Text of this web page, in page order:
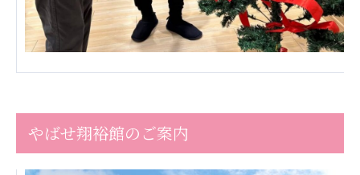
株式会社日本医科学研究所
特定非営利活動法人共生フォーラム
特定非営利活動法人日本医療福祉機構
株式会社アメックファーマシー
やばせ翔裕館のご案内